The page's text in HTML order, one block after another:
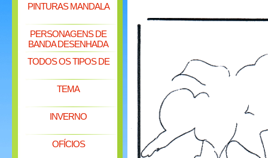
PINTURAS MANDALA
PERSONAGENS DE
BANDA DESENHADA
TODOS OS TIPOS DE
TEMA
INVERNO
OFÍCIOS